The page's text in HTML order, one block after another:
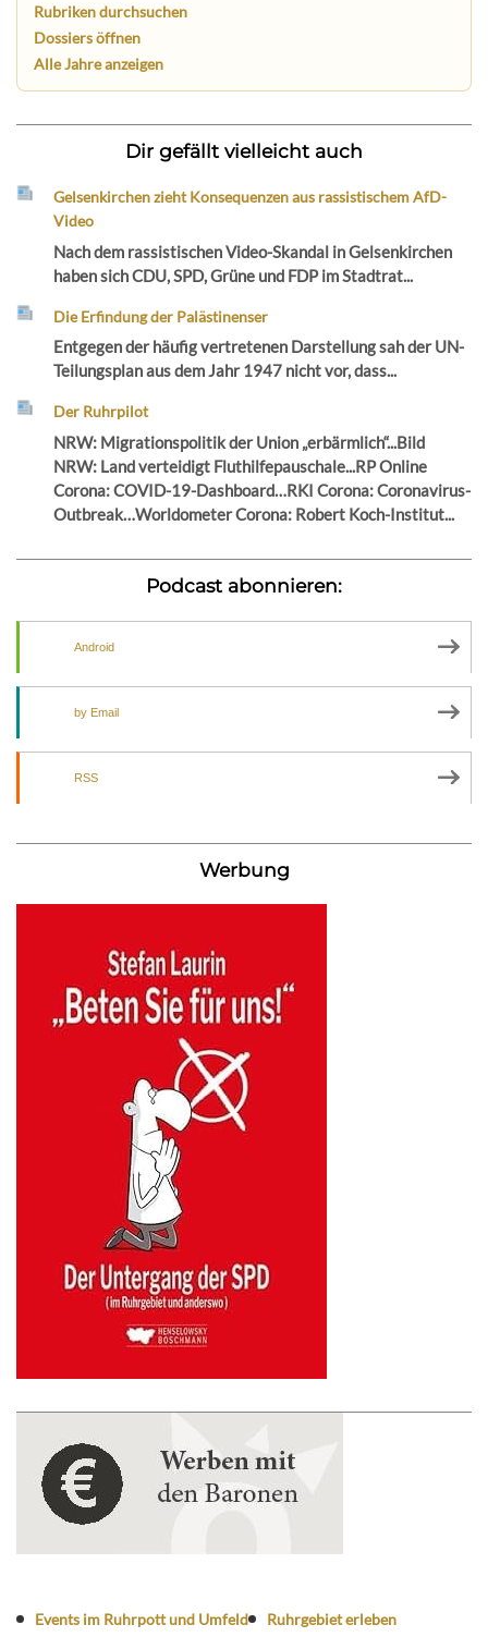
Rubriken durchsuchen
Dossiers öffnen
Alle Jahre anzeigen
Dir gefällt vielleicht auch
Gelsenkirchen zieht Konsequenzen aus rassistischem AfD-
Video
Nach dem rassistischen Video-Skandal in Gelsenkirchen
haben sich CDU, SPD, Grüne und FDP im Stadtrat...
Die Erfindung der Palästinenser
Entgegen der häufig vertretenen Darstellung sah der UN-
Teilungsplan aus dem Jahr 1947 nicht vor, dass...
Der Ruhrpilot
NRW: Migrationspolitik der Union „erbärmlich“...Bild
NRW: Land verteidigt Fluthilfepauschale...RP Online
Corona: COVID-19-Dashboard…RKI Corona: Coronavirus-
Outbreak…Worldometer Corona: Robert Koch-Institut...
Podcast abonnieren:
Android
by Email
RSS
Werbung
Events im Ruhrpott und Umfeld
Ruhrgebiet erleben